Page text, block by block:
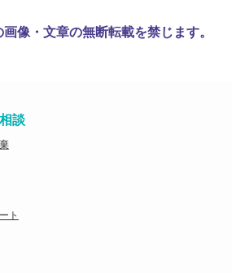
像・文章の無断転載を禁じます。
談
ト